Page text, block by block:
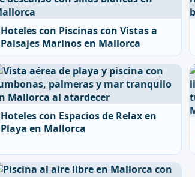
Hoteles con Piscinas con Vistas a
Paisajes Marinos en Mallorca
Hoteles con Espacios de Relax en
Playa en Mallorca